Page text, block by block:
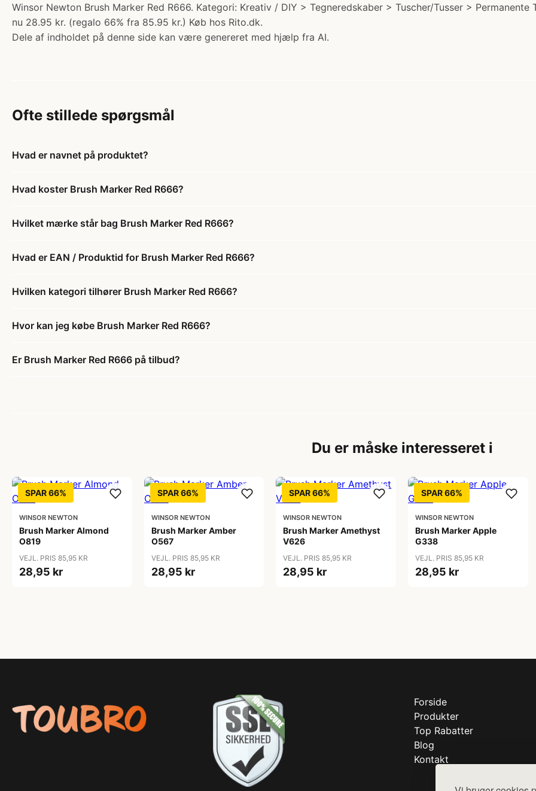
Winsor Newton Brush Marker Red R666. Kategori: Kreativ / DIY > Tegneredskaber > Tuscher/Tusser >
nu 28.95 kr. (regalo 66% fra 85.95 kr.) Køb hos Rito.dk.
Dele af indholdet på denne side kan være genereret med hjælp fra AI.
Ofte stillede spørgsmål
Hvad er navnet på produktet?
Hvad koster Brush Marker Red R666?
Hvilket mærke står bag Brush Marker Red R666?
Hvad er EAN / Produktid for Brush Marker Red R666?
Hvilken kategori tilhører Brush Marker Red R666?
Hvor kan jeg købe Brush Marker Red R666?
Er Brush Marker Red R666 på tilbud?
Du er måske interesseret i
SPAR 66%
WINSOR NEWTON
Brush Marker Almond
O819
VEJL. PRIS 85,95 KR
28,95 kr
SPAR 66%
WINSOR NEWTON
Brush Marker Amber
O567
VEJL. PRIS 85,95 KR
28,95 kr
SPAR 66%
WINSOR NEWTON
Brush Marker Amethyst
V626
VEJL. PRIS 85,95 KR
28,95 kr
SPAR 66%
WINSOR NEWTON
Brush Marker Apple
G338
VEJL. PRIS 85,95 KR
28,95 kr
Forside
Produkter
Top Rabatter
Blog
Kontakt